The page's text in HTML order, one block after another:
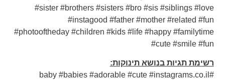
#sister #brothers #sisters #bro #sis #siblings #love
#instagood #father #mother #related #fun
#photooftheday #children #kids #life #happy #familytime
#cute #smile #fun
רשימת תגיות בנושא תינוקות:
#baby #babies #adorable #cute #instagrams.co.il